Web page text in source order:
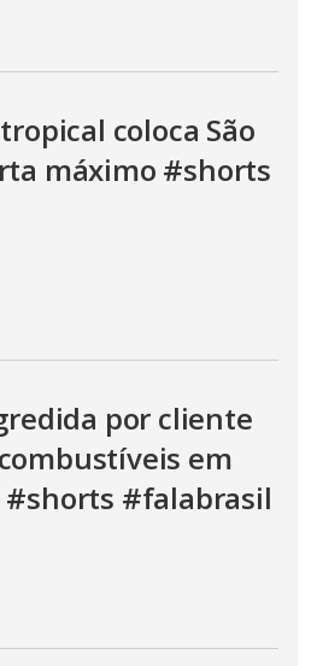
coloca São
máximo #shorts
por cliente
em
#shorts #falabrasil